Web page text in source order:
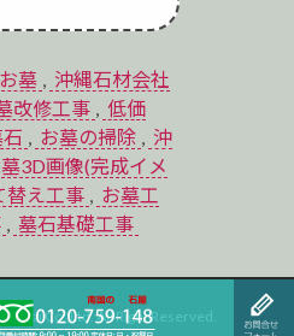
墓
沖縄石材会社
改修工事
低価
お墓の掃除
沖
3D画像(完成イメ
替え工事
お墓工
墓石基礎工事
Co.,Ltd. All Right Reserved.